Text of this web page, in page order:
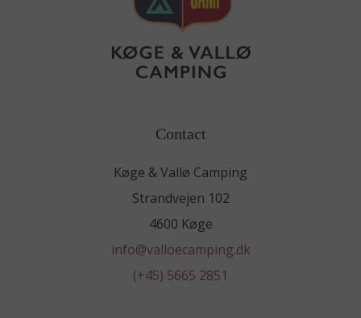
Contact
Køge & Vallø Camping
Strandvejen 102
4600 Køge
info@valloecamping.dk
(+45) 5665 2851